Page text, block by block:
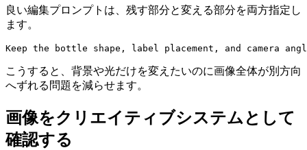
良い編集プロンプトは、残す部分と変える部分を両方指定し
ます。
Keep the bottle shape, label placement, and camera
こうすると、背景や光だけを変えたいのに画像全体が別方向
へずれる問題を減らせます。
画像をクリエイティブシステムとして
確認する